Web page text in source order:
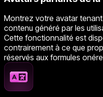
Montrez votre avatar
contenu généré par les
Cette fonctionnalité est
contrairement à ce que
réservés aux formules